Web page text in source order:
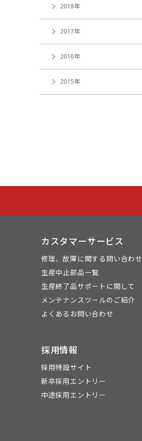
2018年
2017年
2016年
2015年
カスタマーサービス
修理、故障に関する問い合わせ
生産中止部品一覧
生産終了品サポートに関して
メンテナンスツールのご紹介
よくあるお問い合わせ
採用情報
採用特設サイト
新卒採用エントリー
中途採用エントリー